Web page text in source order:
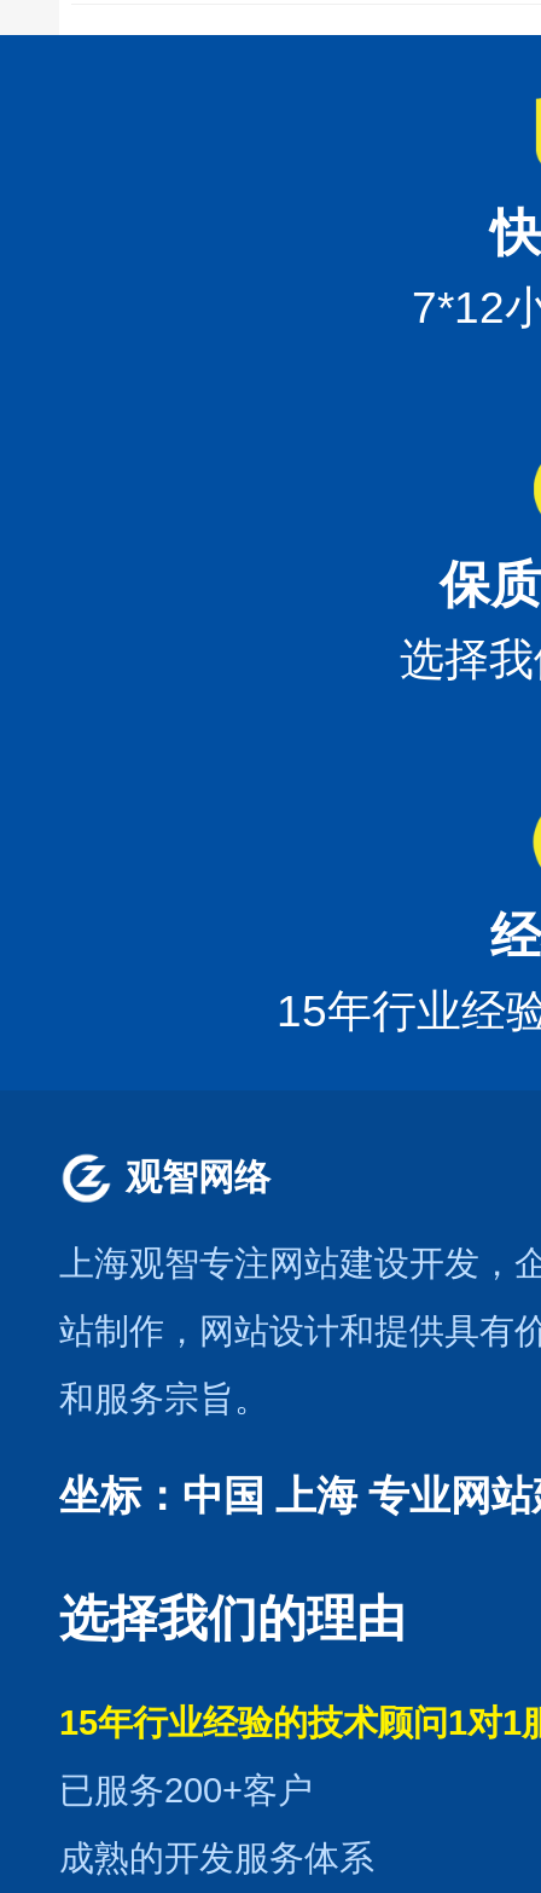
7*12
保
选择
15年行业经
观智网络
上海观智专注网站建设开发 ，
站制作 ， 网站设计和提供具有
和服务宗旨。
坐标：中国 上海 专业网
选择我们的理由
15年行业经验的技术顾问1对1
已服务200+客户
成熟的开发服务体系